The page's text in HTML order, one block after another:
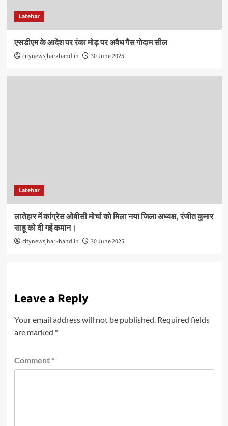
Latehar
एसडीएम के आदेश पर रंका मोड़ पर अवैध गैस गोदाम सील
citynewsjharkhand.in 30 June 2025
Latehar
लातेहार में कांग्रेस ओबीसी मोर्चा को मिला नया जिला अध्यक्ष, रंजीत कुमार
साहू को दी गई कमान।
citynewsjharkhand.in 30 June 2025
Leave a Reply
Your email address will not be published. Required fields
are marked *
Comment *